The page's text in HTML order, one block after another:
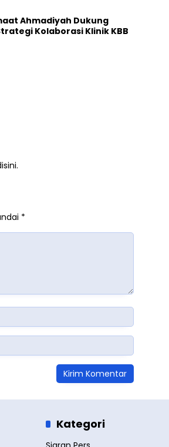
Ahmadiyah Dukung
Kolaborasi Klinik KBB
*
Kategori